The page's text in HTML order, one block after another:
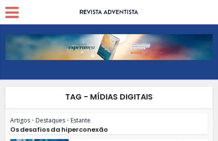
TAG - MÍDIAS DIGITAIS
Artigos • Destaques • Estante
Os desafios da hiperconexão